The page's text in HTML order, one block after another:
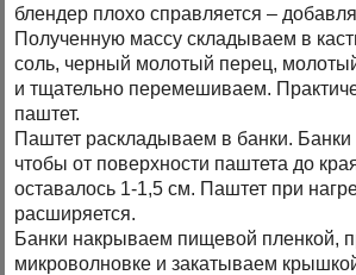
блендер плохо справляется –
Полученную массу складываем в
соль, черный молотый перец,
и тщательно перемешиваем.
паштет.
Паштет раскладываем в банки. Банки
чтобы от поверхности паштета до
оставалось 1-1,5 см. Паштет при
расширяется.
Банки накрываем пищевой пленкой,
микроволновке и закатываем